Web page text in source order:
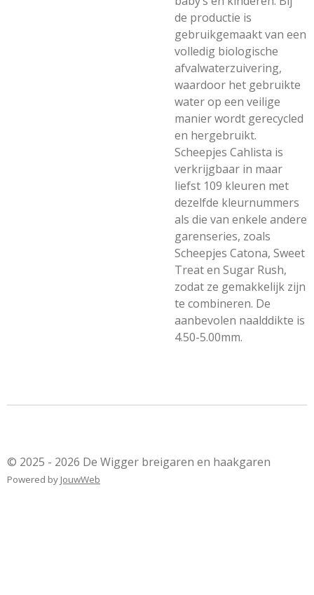
de productie is
gebruikgemaakt van een
volledig biologische
afvalwaterzuivering,
waardoor het gebruikte
water op een veilige
manier wordt gerecycled
en hergebruikt.
Scheepjes Cahlista is
verkrijgbaar in maar
liefst 109 kleuren met
dezelfde kleurnummers
als die van enkele andere
garenseries, zoals
Scheepjes Catona, Sweet
Treat en Sugar Rush,
zodat ze gemakkelijk zijn
te combineren. De
aanbevolen naalddikte is
4.50-5.00mm.
© 2025 - 2026 De Wigger breigaren en haakgaren
Powered by JouwWeb